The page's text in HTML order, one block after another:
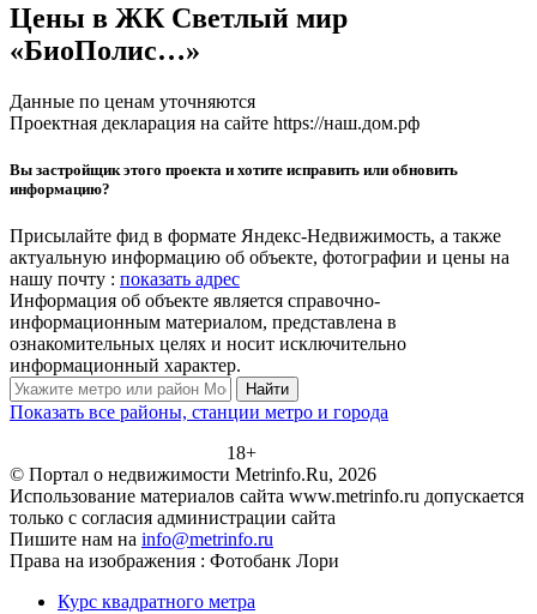
Цены в ЖК Светлый мир
«БиоПолис…»
Данные по ценам уточняются
Проектная декларация на сайте https://наш.дом.рф
Вы застройщик этого проекта и хотите исправить или обновить
информацию?
Присылайте фид в формате Яндекс-Недвижимость, а также
актуальную информацию об объекте, фотографии и цены на
нашу почту : показать адрес
Информация об объекте является справочно-
информационным материалом, представлена в
ознакомительных целях и носит исключительно
информационный характер.
Найти
Показать все районы, станции метро и города
18+
© Портал о недвижимости Metrinfo.Ru, 2026
Использование материалов сайта www.metrinfo.ru допускается
только с согласия администрации сайта
Пишите нам на info@metrinfo.ru
Права на изображения : Фотобанк Лори
Курс квадратного метра